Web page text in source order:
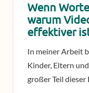
Wenn
warum
effektiver
In meiner Arbeit
Kinder, Eltern
großer Teil dieser